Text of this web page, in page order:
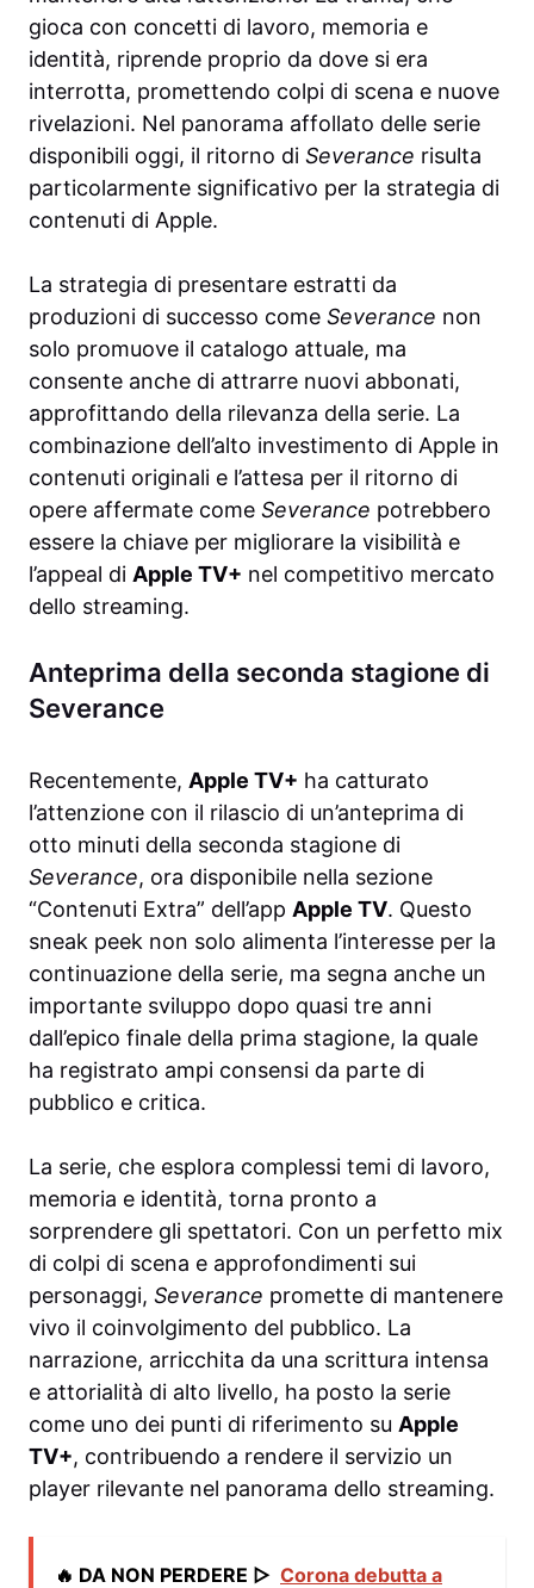
gioca con concetti di lavoro, memoria e
identità, riprende proprio da dove si era
interrotta, promettendo colpi di scena e nuove
rivelazioni. Nel panorama affollato delle serie
disponibili oggi, il ritorno di Severance risulta
particolarmente significativo per la strategia di
contenuti di Apple.
La strategia di presentare estratti da
produzioni di successo come Severance non
solo promuove il catalogo attuale, ma
consente anche di attrarre nuovi abbonati,
approfittando della rilevanza della serie. La
combinazione dell’alto investimento di Apple in
contenuti originali e l’attesa per il ritorno di
opere affermate come Severance potrebbero
essere la chiave per migliorare la visibilità e
l’appeal di Apple TV+ nel competitivo mercato
dello streaming.
Anteprima della seconda stagione di
Severance
Recentemente, Apple TV+ ha catturato
l’attenzione con il rilascio di un’anteprima di
otto minuti della seconda stagione di
Severance, ora disponibile nella sezione
“Contenuti Extra” dell’app Apple TV. Questo
sneak peek non solo alimenta l’interesse per la
continuazione della serie, ma segna anche un
importante sviluppo dopo quasi tre anni
dall’epico finale della prima stagione, la quale
ha registrato ampi consensi da parte di
pubblico e critica.
La serie, che esplora complessi temi di lavoro,
memoria e identità, torna pronto a
sorprendere gli spettatori. Con un perfetto mix
di colpi di scena e approfondimenti sui
personaggi, Severance promette di mantenere
vivo il coinvolgimento del pubblico. La
narrazione, arricchita da una scrittura intensa
e attorialità di alto livello, ha posto la serie
come uno dei punti di riferimento su Apple
TV+, contribuendo a rendere il servizio un
player rilevante nel panorama dello streaming.
🔥 DA NON PERDERE ▷ Corona debutta a